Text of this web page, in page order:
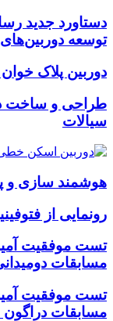
دستاورد جدید
توسعه
دوربین پلاک خوان ایرانی
طراحی و ساخت
سیالات
هوشمند سازی و
رونمایی از
تست موفقیت
مسابقات
تست موفقیت
مسابقات